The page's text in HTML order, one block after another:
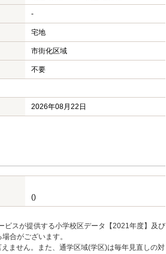
-
宅地
市街化区域
不要
2026年08月22日
()
ビスが提供する小学校区データ【2021年度】及び
合がございます。
ません。また、通学区域(学区)は毎年見直しの対